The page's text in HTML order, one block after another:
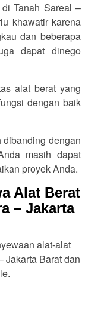
Tanah Sareal –
khawatir karena
dan beberapa
dapat dinego
alat berat yang
dengan baik
dengan
masih dapat
proyek Anda.
Alat Berat
– Jakarta
alat-alat
Jakarta Barat dan